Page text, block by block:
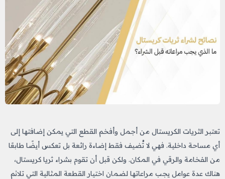
تعتبر الثريات الكريستال من أجمل وأفخم القطع التي يمكن إضافتها إلى
أي مساحة داخلية. فهي لا تُضيف فقط إضاءة رائعة بل تعكس أيضًا طابعًا
من الفخامة والرقي في المكان. ولكن قبل أن تقوم بشراء ثريا كريستال،
هناك عدة عوامل يجب مراعاتها لضمان اختيار القطعة المثالية التي تلائم